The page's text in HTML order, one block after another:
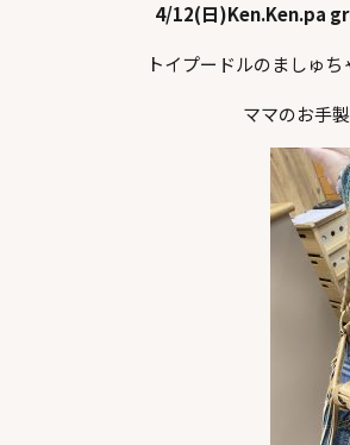
4/12(日)Ken.Ken.pa
トイプードルのましゅ
ママのお手